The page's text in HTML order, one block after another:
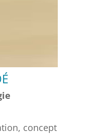
concept